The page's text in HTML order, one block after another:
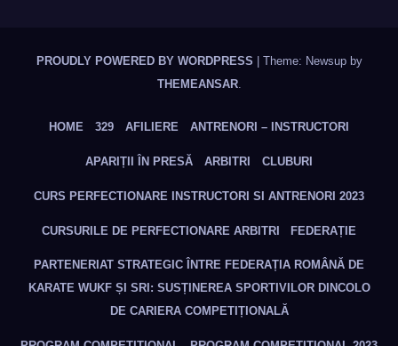
PROUDLY POWERED BY WORDPRESS
Theme: Newsup by
THEMEANSAR.
HOME 329 AFILIERE ANTRENORI – INSTRUCTORI
APARIȚII ÎN PRESĂ ARBITRI CLUBURI
CURS PERFECTIONARE INSTRUCTORI SI ANTRENORI 2023
CURSURILE DE PERFECTIONARE ARBITRI FEDERAȚIE
PARTENERIAT STRATEGIC ÎNTRE FEDERAȚIA ROMÂNĂ DE
KARATE WUKF ȘI SRI: SUSȚINEREA SPORTIVILOR DINCOLO
DE CARIERA COMPETIȚIONALĂ